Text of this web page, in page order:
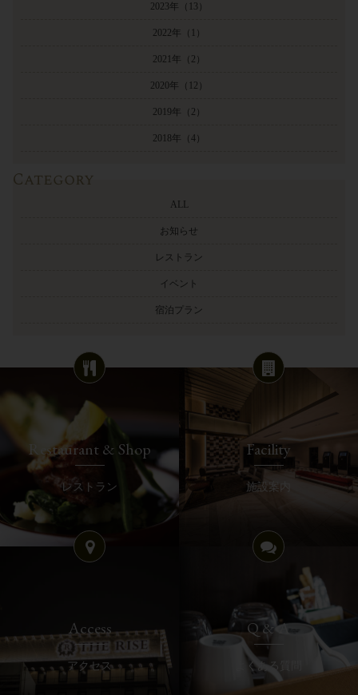
2023年 （13）
2022年 （1）
2021年 （2）
2020年 （12）
2019年 （2）
2018年 （4）
Category
ALL
お知らせ
レストラン
イベント
宿泊プラン
Restaurant & Shop
レストラン
Facility
施設案内
Access
アクセス
Q & A
よくある質問